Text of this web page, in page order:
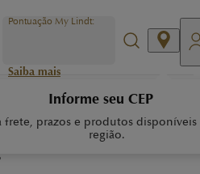
Pontuação My Lindt:
Saiba mais
Informe seu CEP
frete, prazos e produtos disponíveis
região.
STRACCIATELLA 450G